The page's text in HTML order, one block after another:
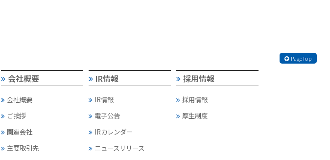
PageTop
会社概要
会社概要
ご挨拶
関連会社
主要取引先
IR情報
IR情報
電子公告
IRカレンダー
ニュースリリース
採用情報
採用情報
厚生制度